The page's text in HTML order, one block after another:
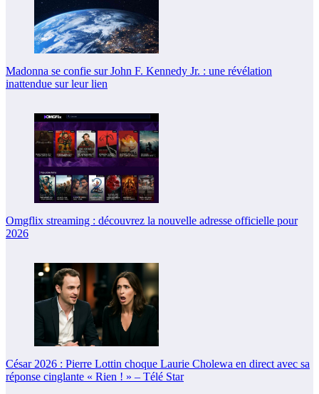
Madonna se confie sur John F. Kennedy Jr. : une révélation
inattendue sur leur lien
Omgflix streaming : découvrez la nouvelle adresse officielle pour
2026
César 2026 : Pierre Lottin choque Laurie Cholewa en direct avec sa
réponse cinglante « Rien ! » – Télé Star